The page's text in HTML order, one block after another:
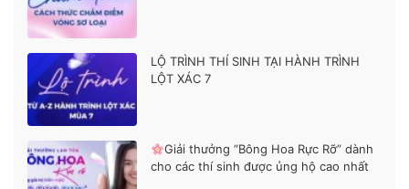
LỘ TRÌNH THÍ SINH TẠI HÀNH TRÌNH
LỘT XÁC 7
Giải thưởng “Bông Hoa Rực Rỡ” dành
cho các thí sinh được ủng hộ cao nhất